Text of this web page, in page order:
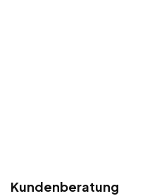
Kundenberatung